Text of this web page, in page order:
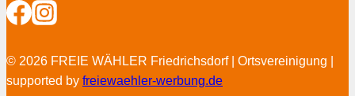
© 2026 FREIE WÄHLER Friedrichsdorf | Ortsvereinigung |
supported by freiewaehler-werbung.de